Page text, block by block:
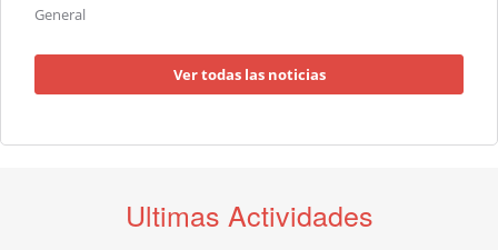
General
Ver todas las noticias
Ultimas Actividades